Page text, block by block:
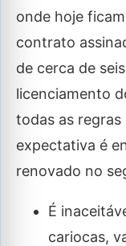
onde hoje
contrato
de cerca de
licenciamento
todas as
expectativa é
renovado no
É
cariocas,